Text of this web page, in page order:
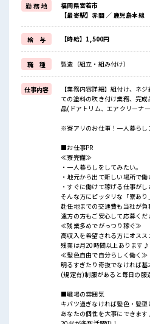
勤 務 地
福岡県宮若市
【最寄駅】赤間 ／ 鹿児島本線
給 与 【時給】1,500円
職 種 製造（組立・組み付け）
仕事内容
【業務内容詳細】組付け、ネ
ての塗料の吹き付け業務、完
品(ドアトリム、エアクリーナ
※寮アリのお仕事！一人暮ら
■お仕事PR
≪寮完備≫
・一人暮らしをしてみたい。
・地元から出て新しい場所で働
・すぐに働けて稼げる仕事がし
そんな方にピッタリな「寮あり
赴任地までの交通費も当社が負
遠方の方もご安心して応募くだ
≪残業多めでがっつり稼ぐ≫
高収入を希望される方にオスス
残業は月20時間以上あります♪
≪髪色自由で自分らしく働く≫
明るすぎたり奇抜でなければ基
(規定有)制服があると毎日の服
■職場の雰囲気
キバツ過ぎなければ髪色・髪型
あなたの個性を大事にできま